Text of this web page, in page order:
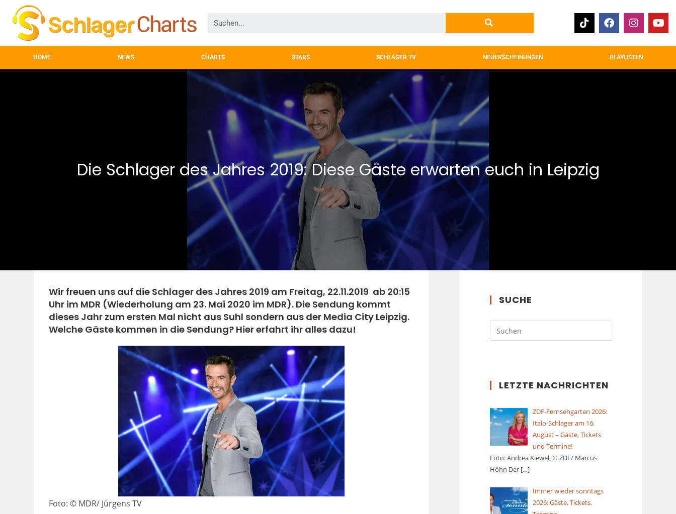
HOME NEWS CHARTS STARS SCHLAGER TV NEUERSCHEINUNGEN PLAYLISTEN
Die Schlager des Jahres 2019: Diese Gäste erwarten euch in Leipzig
Wir freuen uns auf die Schlager des Jahres 2019 am Freitag, 22.11.2019 ab 20:15
Uhr im MDR (Wiederholung am 23. Mai 2020 im MDR). Die Sendung kommt
dieses Jahr zum ersten Mal nicht aus Suhl sondern aus der Media City Leipzig.
Welche Gäste kommen in die Sendung? Hier erfahrt ihr alles dazu!
Foto: © MDR/ Jürgens TV
SUCHE
LETZTE NACHRICHTEN
ZDF-Fernsehgarten 2026:
Italo-Schlager am 16.
August – Gäste, Tickets
und Termine!
Foto: Andrea Kiewel, © ZDF/ Marcus
Höhn Der […]
Immer wieder sonntags
2026: Gäste, Tickets,